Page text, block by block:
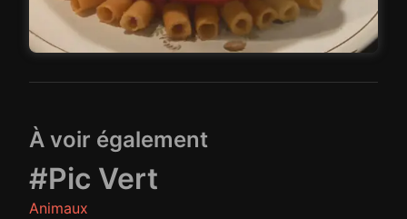
À voir également
#Pic Vert
Animaux